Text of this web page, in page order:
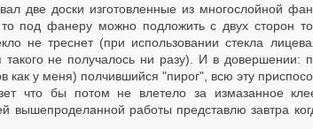
две доски изготовленные из многослойной
под фанеру можно подложить с двух сторон
не треснет (при использовании стекла
такого не получалось ни разу). И в довершении:
у меня) полчившийся "пирог", всю эту
что бы потом не влетело за измазанное
вышепроделанной работы представлю завтра